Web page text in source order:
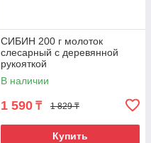
СИБИН 200 г молоток
слесарный с деревянной
рукояткой
В наличии
1 590 ₸ 1 829 ₸
Купить